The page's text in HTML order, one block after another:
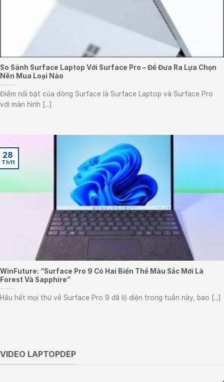
So Sánh Surface Laptop Với Surface Pro – Để Đưa Ra Lựa Chọn
Nên Mua Loại Nào
Điểm nổi bật của dòng Surface là Surface Laptop và Surface Pro
với màn hình [...]
WinFuture: “Surface Pro 9 Có Hai Biến Thể Màu Sắc Mới Là
Forest Và Sapphire”
Hầu hết mọi thứ về Surface Pro 9 đã lộ diện trong tuần này, bao [...]
28
Th11
VIDEO LAPTOPDEP